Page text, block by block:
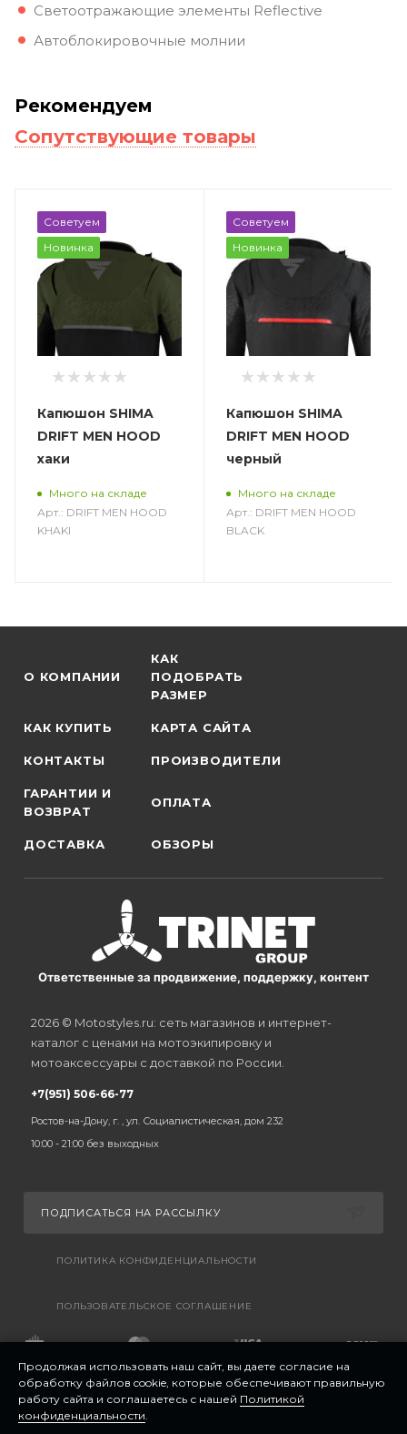
Светоотражающие элементы Reflective
Автоблокировочные молнии
Рекомендуем
Сопутствующие товары
Советуем
Новинка
Капюшон SHIMA
DRIFT MEN HOOD
хаки
Много на складе
Арт.: DRIFT MEN HOOD
KHAKI
Советуем
Новинка
Капюшон SHIMA
DRIFT MEN HOOD
черный
Много на складе
Арт.: DRIFT MEN HOOD
BLACK
О КОМПАНИИ
КАК
ПОДОБРАТЬ
РАЗМЕР
КАК КУПИТЬ КАРТА САЙТА
КОНТАКТЫ ПРОИЗВОДИТЕЛИ
ГАРАНТИИ И
ВОЗВРАТ
ОПЛАТА
ДОСТАВКА ОБЗОРЫ
Ответственные за продвижение, поддержку, контент
2026 © Motostyles.ru: сеть магазинов и интернет-
каталог с ценами на мотоэкипировку и
мотоаксессуары с доставкой по России.
+7(951) 506-66-77
Ростов-на-Дону, г. , ул. Социалистическая, дом 232
10:00 - 21:00 без выходных
ПОДПИСАТЬСЯ НА РАССЫЛКУ
ПОЛИТИКА КОНФИДЕНЦИАЛЬНОСТИ
ПОЛЬЗОВАТЕЛЬСКОЕ СОГЛАШЕНИЕ
Продолжая использовать наш сайт, вы даете согласие на
обработку файлов cookie, которые обеспечивают правильную
работу сайта и соглашаетесь с нашей Политикой
конфиденциальности.